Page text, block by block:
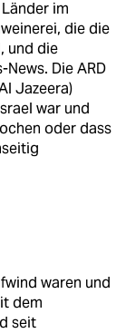
im
die die
und die
Die ARD
Jazeera)
war und
oder dass
waren und
dem
seit